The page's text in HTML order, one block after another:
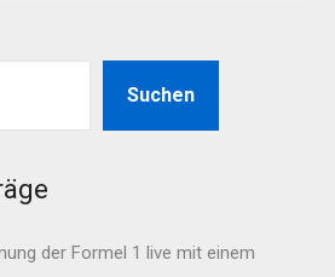
Suchen
der Formel 1 live mit einem